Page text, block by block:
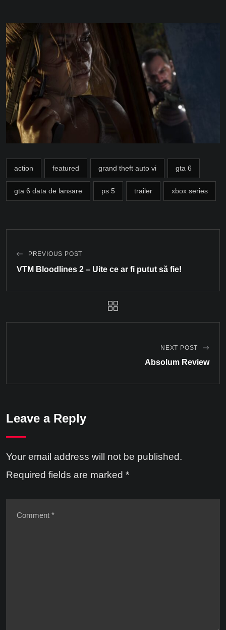
action featured grand theft auto vi gta 6
gta 6 data de lansare ps 5 trailer xbox series
PREVIOUS POST
VTM Bloodlines 2 – Uite ce ar fi putut să fie!
NEXT POST
Absolum Review
Leave a Reply
Your email address will not be published.
Required fields are marked *